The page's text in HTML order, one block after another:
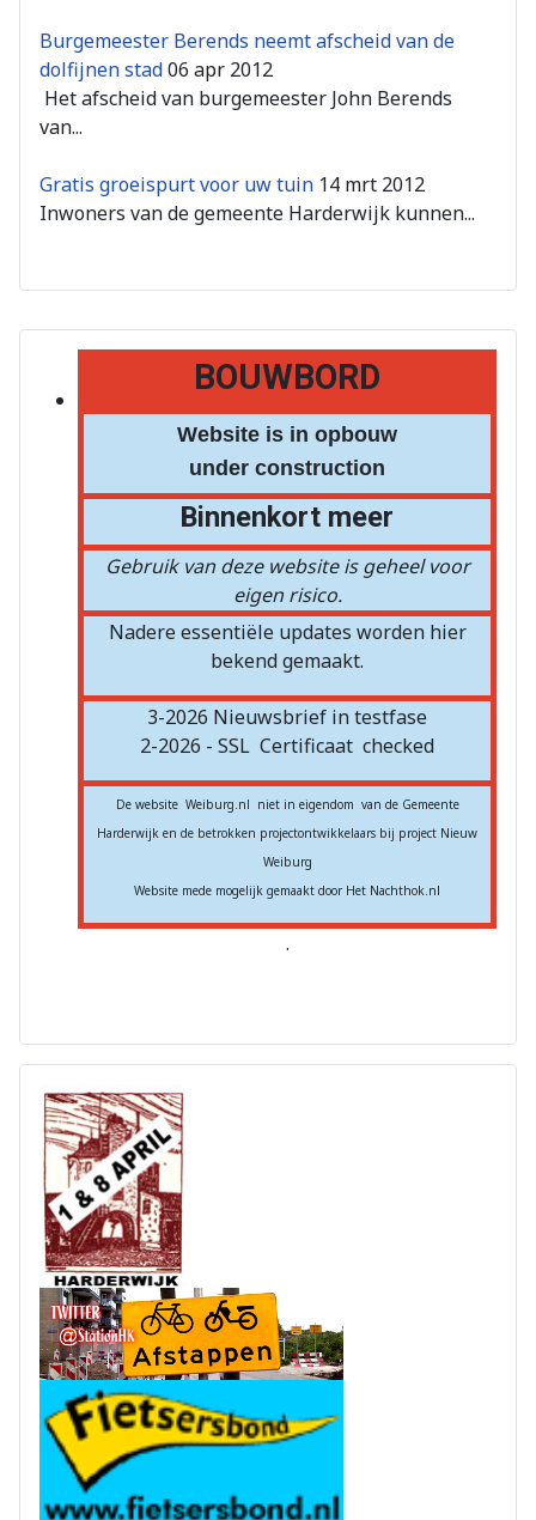
BOUWBORD
Website is in opbouw
under construction
Binnenkort meer
Gebruik van deze website is geheel voor
eigen risico.
Nadere essentiële updates worden hier
bekend gemaakt.
3-2026 Nieuwsbrief in testfase
2-2026 - SSL Certificaat checked
De website Weiburg.nl niet in eigendom van de Gemeente
Harderwijk en de betrokken projectontwikkelaars bij project Nieuw
Weiburg
Website mede mogelijk gemaakt door Het Nachthok.nl
.
Burgemeester Berends neemt afscheid van de
dolfijnen stad06 apr 2012
Het afscheid van burgemeester John Berends
van...
Gratis groeispurt voor uw tuin 14 mrt 2012
Inwoners van de gemeente Harderwijk kunnen...